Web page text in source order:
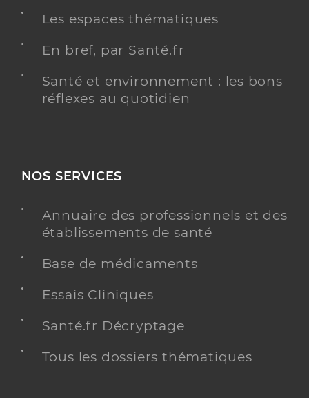
Les espaces thématiques
En bref, par Santé.fr
Santé et environnement : les bons
réflexes au quotidien
NOS SERVICES
Annuaire des professionnels et des
établissements de santé
Base de médicaments
Essais Cliniques
Santé.fr Décryptage
Tous les dossiers thématiques